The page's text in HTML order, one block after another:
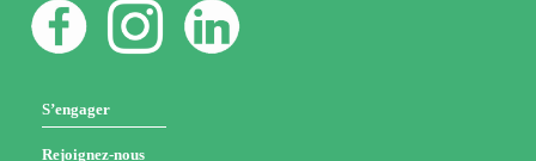
S’engager
Rejoignez-nous